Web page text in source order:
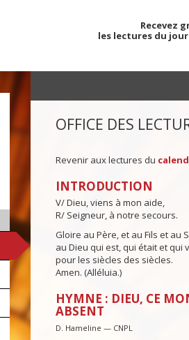
Recevez
les lectures du
OFFICE DES
Revenir aux lectures du
INTRODUCTION
V/ Dieu, viens à mon aide,
R/ Seigneur, à notre secours.
Gloire au Père, et au Fils et au
au Dieu qui est, qui était et qui
pour les siècles des siècles.
Amen. (Alléluia.)
HYMNE : DIEU, CE
ABSENT
D. Hameline — CNPL